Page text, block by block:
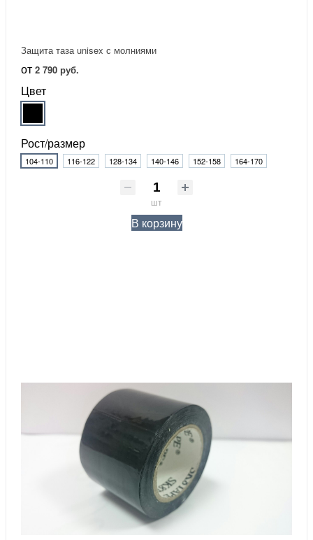
Защита таза unisex с молниями
от 2 790 руб.
Цвет
Рост/размер
104-110 116-122 128-134 140-146 152-158 164-170
шт
В корзину